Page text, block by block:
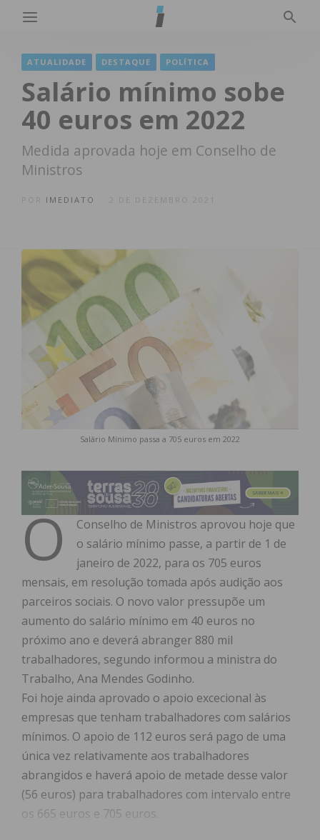
ATUALIDADE DESTAQUE POLÍTICA
Salário mínimo sobe
40 euros em 2022
Medida aprovada hoje em Conselho de
Ministros
IMEDIATO
Salário Mínimo passa a 705 euros em 2022
O
Conselho de Ministros aprovou hoje que
o salário mínimo passe, a partir de 1 de
janeiro de 2022, para os 705 euros
mensais, em resolução tomada após audição aos
parceiros sociais. O novo valor pressupõe um
aumento do salário mínimo em 40 euros no
próximo ano e deverá abranger 880 mil
trabalhadores, segundo informou a ministra do
Trabalho, Ana Mendes Godinho.
Foi hoje ainda aprovado o apoio excecional às
empresas que tenham trabalhadores com salários
mínimos. O apoio de 112 euros será pago de uma
única vez relativamente aos trabalhadores
abrangidos e haverá apoio de metade desse valor
(56 euros) para trabalhadores com intervalo entre
os 665 euros e 705 euros.